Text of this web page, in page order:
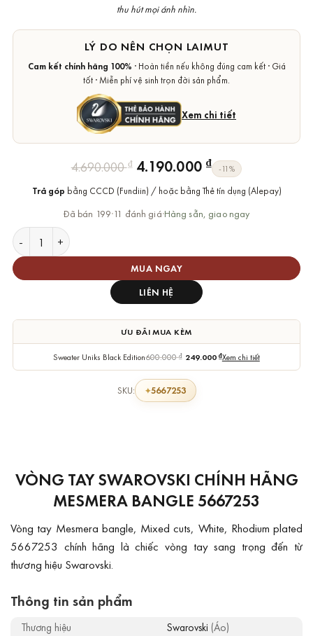
thu hút mọi ánh nhìn.
LÝ DO NÊN CHỌN LAIMUT
Cam kết chính hãng 100% · Hoàn tiền nếu không đúng cam kết · Giá
tốt · Miễn phí vệ sinh trọn đời sản phẩm.
Xem chi tiết
4.690.000₫ Giá
gốc
là:
4.690.000 ₫.
4.190.000 ₫
Giá
hiện
tại
là:
-11%
Trả góp bằng CCCD (Fundiin) / hoặc bằng Thẻ tín dụng (Alepay)
Đã bán 199·11 đánh giá·Hàng sẵn, giao ngay
Vòng Tay Swarovski Chính Hãng Mesmera Bangle số lượng
MUA NGAY
LIÊN HỆ
ƯU ĐÃI MUA KÈM
Sweater Uniks Black Edition600.000₫ 249.000 ₫Xem chi tiết
SKU: 5667253
VÒNG TAY SWAROVSKI CHÍNH HÃNG
MESMERA BANGLE 5667253
Vòng tay Mesmera bangle, Mixed cuts, White, Rhodium plated
5667253 chính hãng là chiếc vòng tay sang trọng đến từ
thương hiệu Swarovski.
Thông tin sản phẩm
Thương hiệu Swarovski (Áo)